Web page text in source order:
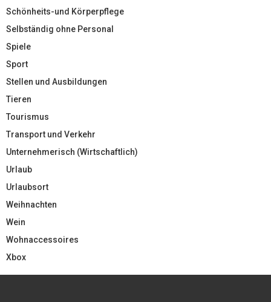
Schönheits-und Körperpflege
Selbständig ohne Personal
Spiele
Sport
Stellen und Ausbildungen
Tieren
Tourismus
Transport und Verkehr
Unternehmerisch (Wirtschaftlich)
Urlaub
Urlaubsort
Weihnachten
Wein
Wohnaccessoires
Xbox